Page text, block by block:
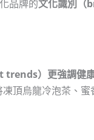
品牌的文化識別
）更強調健
凍頂烏龍冷泡茶、